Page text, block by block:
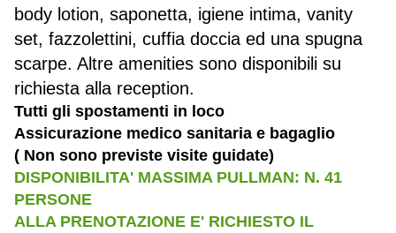
body lotion, saponetta, igiene intima, vanity
set, fazzolettini, cuffia doccia ed una spugna
scarpe. Altre amenities sono disponibili su
richiesta alla reception.
Tutti gli spostamenti in loco
Assicurazione medico sanitaria e bagaglio
( Non sono previste visite guidate)
DISPONIBILITA' MASSIMA PULLMAN: N. 41
PERSONE
ALLA PRENOTAZIONE E' RICHIESTO IL